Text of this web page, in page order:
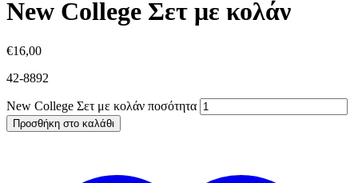
New College Σετ με κολάν
€16,00
42-8892
New College Σετ με κολάν ποσότητα
Προσθήκη στο καλάθι